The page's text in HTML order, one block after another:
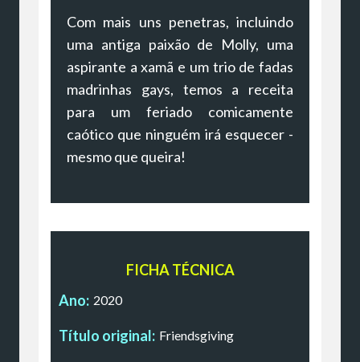
Com mais uns penetras, incluindo
uma antiga paixão de Molly, uma
aspirante a xamã e um trio de fadas
madrinhas gays, temos a receita
para um feriado comicamente
caótico que ninguém irá esquecer -
mesmo que queira!
FICHA TÉCNICA
Ano: 2020
Título original: Friendsgiving